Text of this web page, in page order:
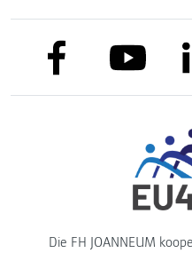
link to facebooklink to
Die FH JOANNEUM